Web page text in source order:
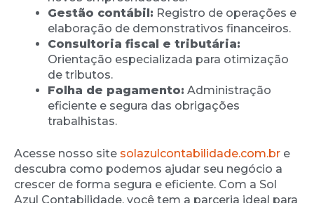
Gestão contábil: Registro de operações e
elaboração de demonstrativos financeiros.
Consultoria fiscal e tributária:
Orientação especializada para otimização
de tributos.
Folha de pagamento: Administração
eficiente e segura das obrigações
trabalhistas.
Acesse nosso site solazulcontabilidade.com.br e
descubra como podemos ajudar seu negócio a
crescer de forma segura e eficiente. Com a Sol
Azul Contabilidade, você tem a parceria ideal para